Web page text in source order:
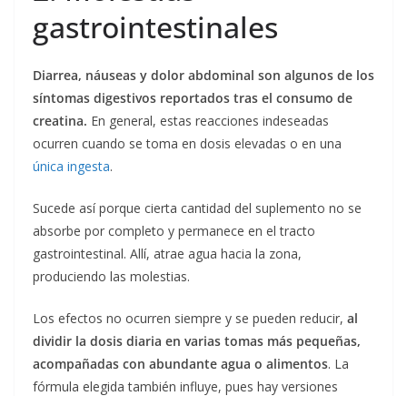
gastrointestinales
Diarrea, náuseas y dolor abdominal son algunos de los
síntomas digestivos reportados tras el consumo de
creatina. En general, estas reacciones indeseadas
ocurren cuando se toma en dosis elevadas o en una
única ingesta.
Sucede así porque cierta cantidad del suplemento no se
absorbe por completo y permanece en el tracto
gastrointestinal. Allí, atrae agua hacia la zona,
produciendo las molestias.
Los efectos no ocurren siempre y se pueden reducir, al
dividir la dosis diaria en varias tomas más pequeñas,
acompañadas con abundante agua o alimentos. La
fórmula elegida también influye, pues hay versiones